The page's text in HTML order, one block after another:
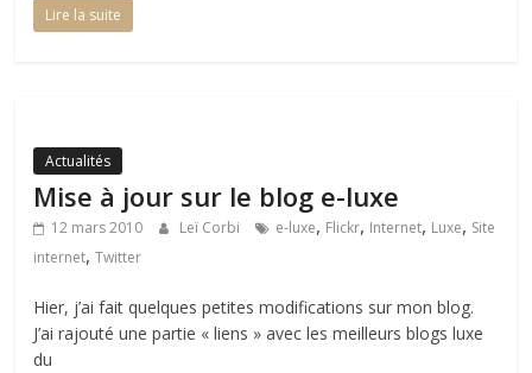
Lire la suite
Actualités
Mise à jour sur le blog e-luxe
12 mars 2010 Leï Corbi e-luxe, Flickr, Internet, Luxe, Site
internet,Twitter
Hier, j’ai fait quelques petites modifications sur mon blog.
J’ai rajouté une partie « liens » avec les meilleurs blogs luxe
du